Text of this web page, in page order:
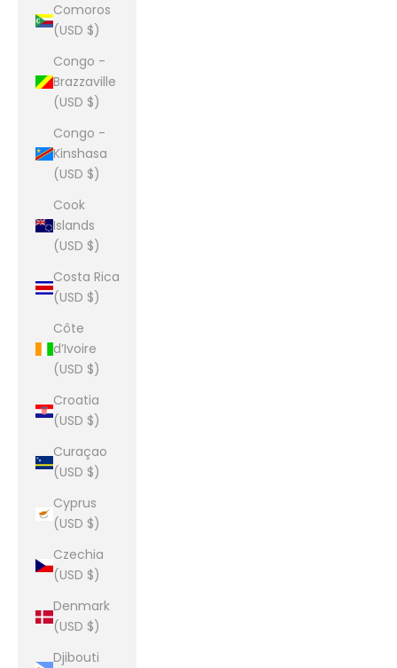
Comoros
(USD $)
Congo -
Brazzaville
(USD $)
Congo -
Kinshasa
(USD $)
Cook
Islands
(USD $)
Costa Rica
(USD $)
Côte
d’Ivoire
(USD $)
Croatia
(USD $)
Curaçao
(USD $)
Cyprus
(USD $)
Czechia
(USD $)
Denmark
(USD $)
Djibouti